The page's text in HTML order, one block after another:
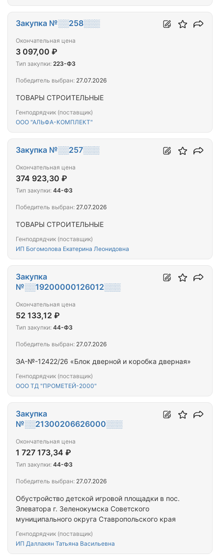
ТОВАРЫ СТРОИТЕЛЬНЫЕ
Генподрядчик (поставщик)
ООО "АЛЬФА-КОМПЛЕКТ"
Закупка №░░258░░░
Окончательная цена
3 097,00 ₽
Тип закупки: 223-ФЗ
Победитель выбран: 27.07.2026
ТОВАРЫ СТРОИТЕЛЬНЫЕ
Генподрядчик (поставщик)
ИП Богомолова Екатерина Леонидовна
Закупка №░░257░░░
Окончательная цена
374 923,30 ₽
Тип закупки: 44-ФЗ
Победитель выбран: 27.07.2026
ЭА-№-12422/26 «Блок дверной и коробка дверная»
Генподрядчик (поставщик)
ООО ТД "ПРОМЕТЕЙ-2000"
Закупка
№░░19200000126012░░░
Окончательная цена
52 133,12 ₽
Тип закупки: 44-ФЗ
Победитель выбран: 27.07.2026
Обустройство детской игровой площадки в пос.
Элеватора г. Зеленокумска Советского
муниципального округа Ставропольского края
Генподрядчик (поставщик)
ИП Даллакян Татьяна Васильевна
Закупка
№░░21300206626000░░░
Окончательная цена
1 727 173,34 ₽
Тип закупки: 44-ФЗ
Победитель выбран: 27.07.2026